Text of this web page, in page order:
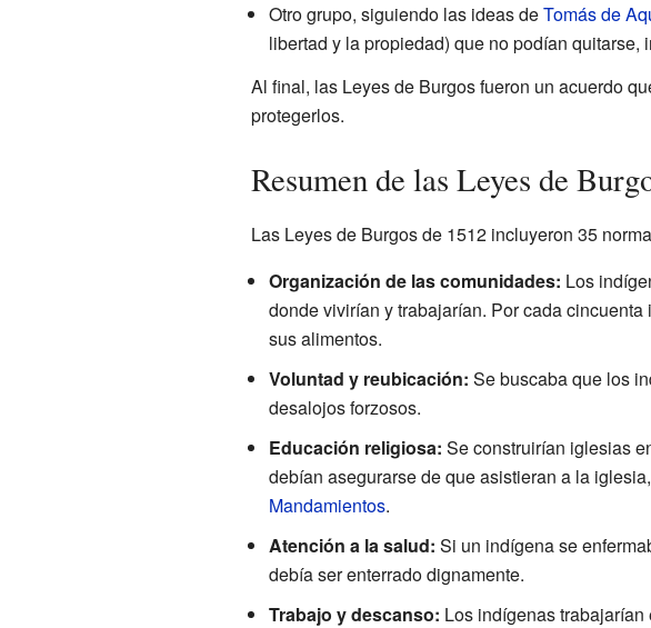
Otro grupo, siguiendo las ideas deTomás de
libertad y la propiedad) que no podían quitarse,
Al final, las Leyes de Burgos fueron un acuerdo
protegerlos.
Resumen de las Leyes de
Las Leyes de Burgos de 1512 incluyeron 35
Organización de las comunidades: Los
donde vivirían y trabajarían. Por cada
sus alimentos.
Voluntad y reubicación: Se buscaba que los
desalojos forzosos.
Educación religiosa: Se construirían iglesias
debían asegurarse de que asistieran a la
Mandamientos.
Atención a la salud: Si un indígena se
debía ser enterrado dignamente.
Trabajo y descanso: Los indígenas